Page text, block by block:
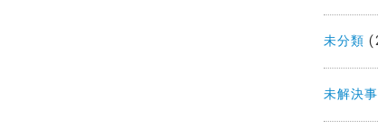
未分類
未解決